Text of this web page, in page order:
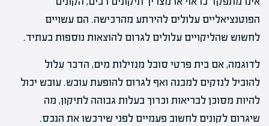
הפוטנציאליים עלולים להירתע מהרכישה. הם עשויים
לחשוש שהליקויים עלולים לגרום להוצאות נוספות בעתיד.
לדוגמה, אם בית פרטי סובל מנזילות מים, הדבר עלול
להוביל לנזקים למבנה ואף לגרום להופעת עובש. עובש יכול
להיות מסוכן לבריאות וכרוך בעלות גבוהה לתיקון, מה
שיגרום לקונים לחשוב פעמיים לפני שירכשו את הנכס.